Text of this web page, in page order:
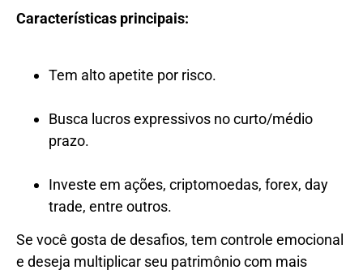
Características principais:
Tem alto apetite por risco.
Busca lucros expressivos no curto/médio
prazo.
Investe em ações, criptomoedas, forex, day
trade, entre outros.
Se você gosta de desafios, tem controle emocional
e deseja multiplicar seu patrimônio com mais